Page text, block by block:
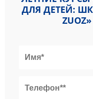
ДЛЯ ДЕТЕЙ: